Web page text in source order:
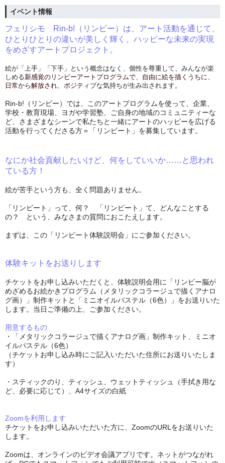
イベント情報
フェリシモ　Rin-b!（リンビー）は、アー ト 活動を通じて、
ひとりひとりの違いが美しく輝く、ハッピーな未来の実現
をめざすアートプロジェクト。
絵が「上手」「下手」という概念はなく、個性を尊重して、みんなが楽
しめる新感覚のリンビーアートプログラムで、自由に絵を描くうちに、
日常から解放され、ポジテ ィブな気持ちが生み出されます。
Rin‐b!（リンビー）では、このアートプログラムを使って、企業、
学校・教育現場、ヨガや学習塾、ご自身の地域のコミュニティーな
ど、さまざまなシーンで私たちと一緒にアートのハッピーを広げる
活動を行ってくださる方＝「リンビート」を募集しています。
なにか社会貢献したいけど、何をしていいか……と思われ
ている方！
絵が苦手という方も、全く問題ありません。
「リンビート」って、何？ 「リンビート」て、どんなことする
の？ という、みなさまの質問におこたえします。
まずは、この「リンビート体験説明会」にご参加ください。
体験キットをお送りします
チケットをお申し込みいただくと、体験説明会用に「リンビー脳が
めざめるお絵かきプログラム（メタリックコラージュで描くアナロ
グ画）」制作キットと「ミニオイルパステル（6色）」をお送りいた
します。当日ご準備の上、ご参加ください。
用意するもの
・「メタリックコラージュで描くアナログ画」制作キット、ミニオ
イルパステル（6色）
（チケットお申し込み時にご記入いただいた住所にお送りいたしま
す）
・スティックのり、ティッシュ、ウェットティッシュ（手拭き用な
ど、必要に応じて）、A4サイズの白紙
Zoomを利用します
チケットをお申し込みいただいた方に、ZoomのURLをお送りいた
します。
Zoomは、オンラインのビデオ会議アプリです。ネットがつながれ